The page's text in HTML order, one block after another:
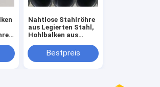
Nahtlose Stahlröhre
aus Legierten Stahl,
Hohlbalken aus
Stahlrohr aus
Legierten Stahl mit
Bestpreis